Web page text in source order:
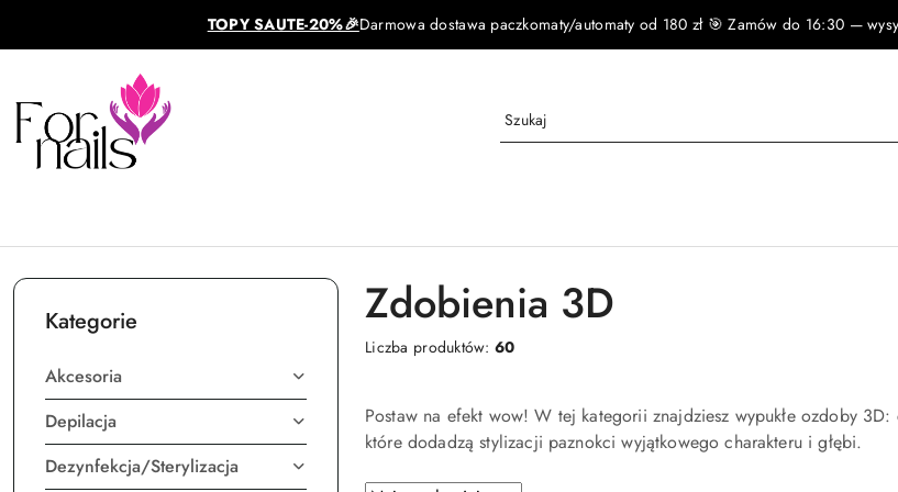
Przejdź do treści głównej
Przejdź do wyszukiwarki
Przejdź do moje konto
Przejdź do menu głównegoTOPY SAUTE-20%🎉Darmowa dostawa paczkomaty/automaty od 180 zł 🎯 Zamów do 16:30 —
Kategorie
Akcesoria
Depilacja
Dezynfekcja/Sterylizacja
Zdobienia 3D
Liczba produktów:60
Postaw na efekt wow! W tej kategorii znajdziesz wypukłe ozdoby
które dodadzą stylizacji paznokci wyjątkowego charakteru i głębi.